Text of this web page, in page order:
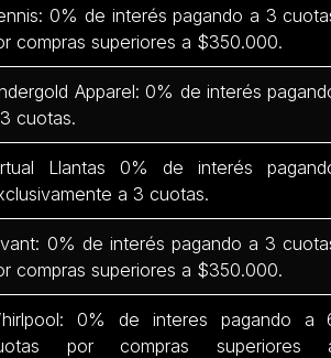
0% de interés pagando a 3
compras superiores a $350.000.
Apparel: 0% de interés
cuotas.
Llantas 0% de interés
a 3 cuotas.
0% de interés pagando a 3
compras superiores a $350.000.
0% de interes pagando a
por compras superiores